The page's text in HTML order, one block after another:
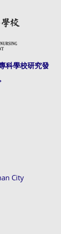
科學校研究發
City